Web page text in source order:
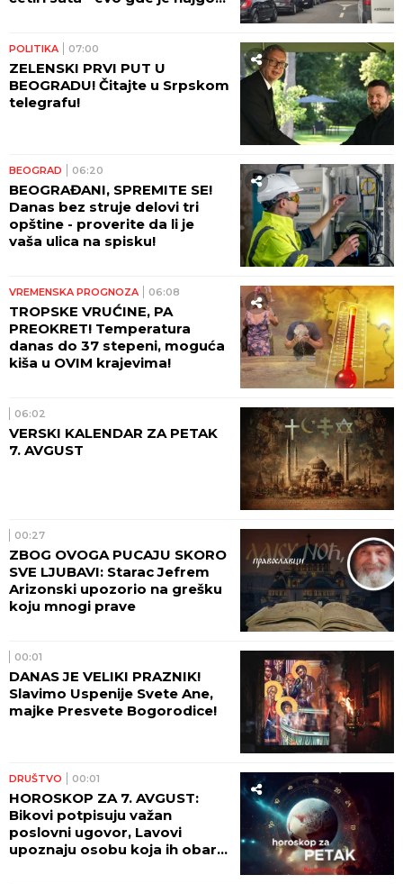
POLITIKA 07:00
ZELENSKI PRVI PUT U
BEOGRADU! Čitajte u Srpskom
telegrafu!
BEOGRAD 06:20
BEOGRAĐANI, SPREMITE SE!
Danas bez struje delovi tri
opštine - proverite da li je
vaša ulica na spisku!
VREMENSKA PROGNOZA 06:08
TROPSKE VRUĆINE, PA
PREOKRET! Temperatura
danas do 37 stepeni, moguća
kiša u OVIM krajevima!
06:02
VERSKI KALENDAR ZA PETAK
7. AVGUST
00:27
ZBOG OVOGA PUCAJU SKORO
SVE LJUBAVI: Starac Jefrem
Arizonski upozorio na grešku
koju mnogi prave
00:01
DANAS JE VELIKI PRAZNIK!
Slavimo Uspenije Svete Ane,
majke Presvete Bogorodice!
DRUŠTVO 00:01
HOROSKOP ZA 7. AVGUST:
Bikovi potpisuju važan
poslovni ugovor, Lavovi
upoznaju osobu koja ih obara